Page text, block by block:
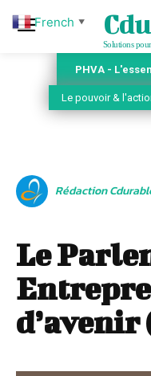
Solutions
PHVA -
Le pouvoir &
Rédaction
Le
French ▼